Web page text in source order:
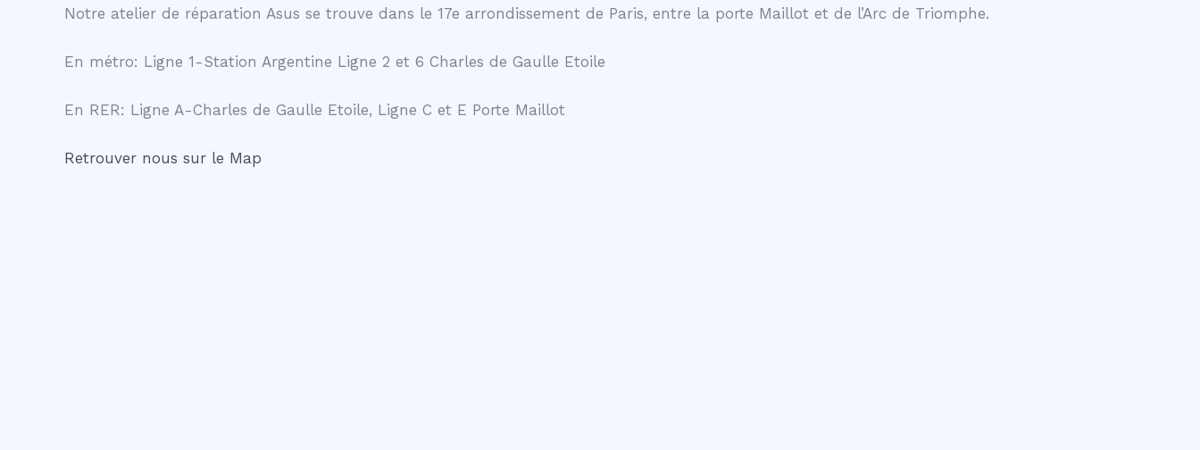
Notre atelier de réparation Asus se trouve dans le 17e arrondissement de Paris, entre la porte Maillot et de l’Arc de Triomphe.
En métro: Ligne 1-Station Argentine Ligne 2 et 6 Charles de Gaulle Etoile
En RER: Ligne A-Charles de Gaulle Etoile, Ligne C et E Porte Maillot
Retrouver nous sur le Map